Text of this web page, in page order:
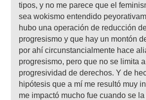
tipos, y no me parece que el
sea wokismo entendido
hubo una operación de reducción
progresismo y que hay un montón
por ahí circunstancialmente hace
progresismo, pero que no se limita
progresividad de derechos. Y de
hipótesis que a mí me resultó muy
me impactó mucho fue cuando se